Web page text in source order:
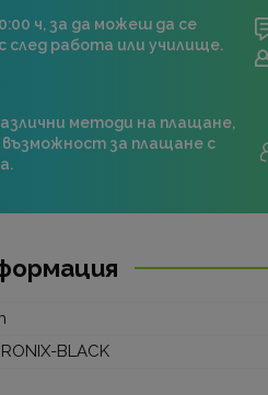
ч, за да можеш да се
след работа или училище.
методи на плащане,
за плащане с
BLACK